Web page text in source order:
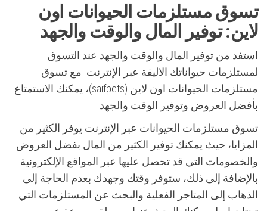
تسوق مستلزمات الحيوانات اون
لاين: توفير المال والوقت والجهد
استفد من توفير المال والوقت والجهد عند التسوق
لمستلزمات حيواناتك الاليفة عبر الإنترنت. مع تسوق
مستلزمات الحيوانات اون لاين (saifpets)، يمكنك الاستمتاع
بأفضل العروض وتوفير الوقت والجهد.
تسوق مستلزمات الحيوانات عبر الإنترنت يوفر الكثير من
المزايا، حيث يمكنك توفير الكثير من المال بفضل العروض
والخصومات التي قد تحصل عليها عبر المواقع الإلكترونية.
بالإضافة إلى ذلك، ستوفر وقتك وجهدك بعدم الحاجة إلى
الذهاب إلى المتاجر الفعلية والبحث عن المستلزمات التي